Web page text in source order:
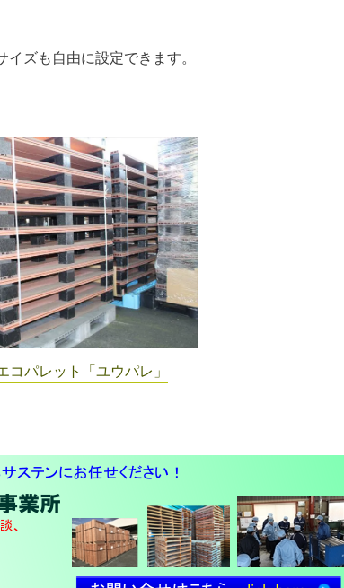
ズも自由に設定できます。
コパレット「ユウパレ」